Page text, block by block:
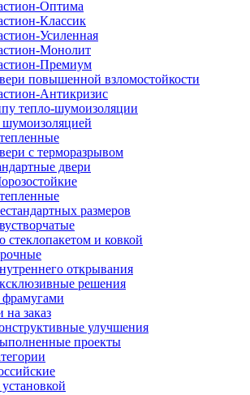
Оптима
Классик
Усиленная
Монолит
Премиум
повышенной взломостойкости
Антикризис
тепло-шумоизоляции
с терморазрывом
двери
размеров
стеклопакетом и ковкой
открывания
решения
на заказ
улучшения
проекты